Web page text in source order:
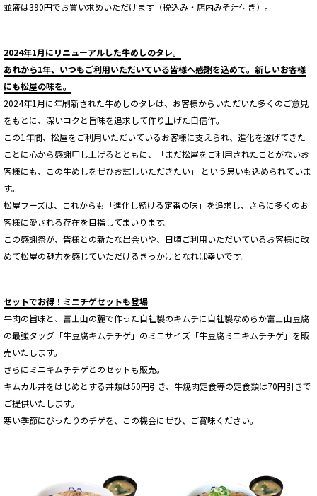
並盛は390円でお買い求めいただけます（税込み・店内みそ汁付き）。
2024年1月にリニューアルした牛めしのタレ。
あれから1年、いつもご利用いただいている皆様へ感謝を込めて。新しいお客様
にも松屋の味を。
2024年1月に年刷新された牛めしのタレは、お客様からいただいた多くのご意見
をもとに、深いコクと旨味を追求して作り上げた自信作。
この1年間、松屋をご利用いただいているお客様に支えられ、進化を遂げてきた
ことに心から感謝申し上げるとともに、「まだ松屋をご利用されたことがないお
客様にも、この牛めしをぜひお試しいただきたい」 という思いも込められていま
す。
松屋フーズは、これからも「進化し続ける定番の味」を追求し、さらに多くのお
客様に愛される存在を目指してまいります。
この感謝祭が、皆様との新たな出会いや、日頃ご利用いただいているお客様に改
めて松屋の魅力を感じていただけるきっかけとなれば幸いです。
セットでお得！ミニチゲセットも登場
牛肉の旨味と、富士山の麓で作った自社製のキムチに自社製なめらか富士山豆腐
の最強タッグ「牛豆腐キムチチゲ」のミニサイズ「牛豆腐ミニキムチチゲ」を販
売いたします。
さらにミニキムチチゲとのセットも販売。
キムカル丼をはじめとする丼類は50円引き、牛焼肉定食等の定食類は70円引きで
ご提供いたします。
寒い季節にぴったりのチゲを、この機会にぜひ、ご賞味ください。